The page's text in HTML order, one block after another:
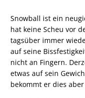
Snowball ist ein
hat keine Scheu vor
tagsüber immer
auf seine
nicht an Fingern.
etwas auf sein
bekommt er dies